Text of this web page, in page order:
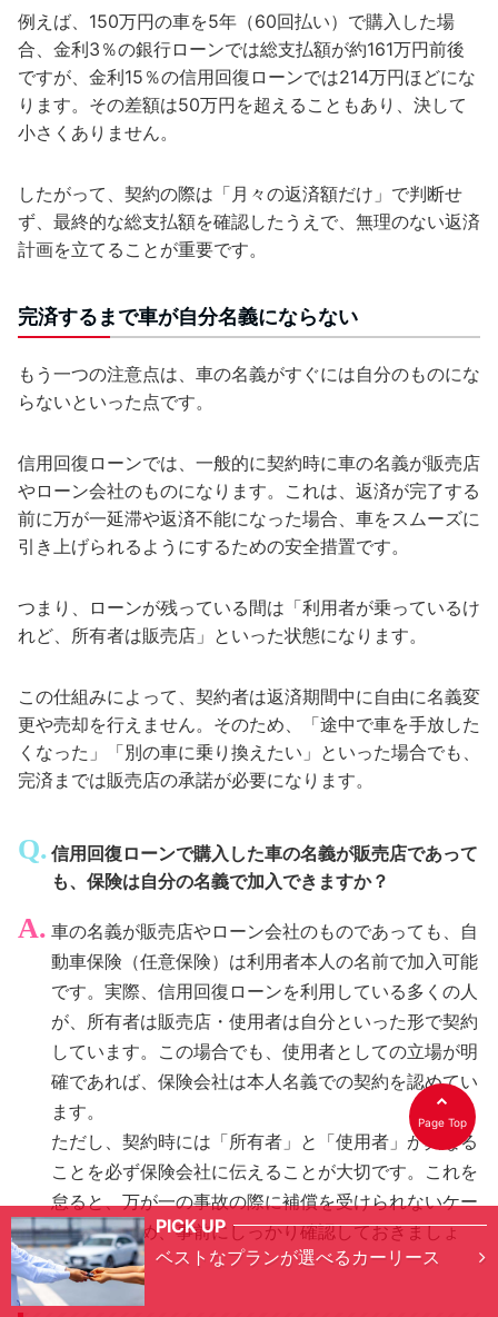
例えば、150万円の車を5年（60回払い）で購入した場
合、金利3％の銀行ローンでは総支払額が約161万円前後
ですが、金利15％の信用回復ローンでは214万円ほどにな
ります。その差額は50万円を超えることもあり、決して
小さくありません。
したがって、契約の際は「月々の返済額だけ」で判断せ
ず、最終的な総支払額を確認したうえで、無理のない返済
計画を立てることが重要です。
完済するまで車が自分名義にならない
もう一つの注意点は、車の名義がすぐには自分のものにな
らないといった点です。
信用回復ローンでは、一般的に契約時に車の名義が販売店
やローン会社のものになります。これは、返済が完了する
前に万が一延滞や返済不能になった場合、車をスムーズに
引き上げられるようにするための安全措置です。
つまり、ローンが残っている間は「利用者が乗っているけ
れど、所有者は販売店」といった状態になります。
この仕組みによって、契約者は返済期間中に自由に名義変
更や売却を行えません。そのため、「途中で車を手放した
くなった」「別の車に乗り換えたい」といった場合でも、
完済までは販売店の承諾が必要になります。
信用回復ローンで購入した車の名義が販売店であって
も、保険は自分の名義で加入できますか？
車の名義が販売店やローン会社のものであっても、自
動車保険（任意保険）は利用者本人の名前で加入可能
です。実際、信用回復ローンを利用している多くの人
が、所有者は販売店・使用者は自分といった形で契約
しています。この場合でも、使用者としての立場が明
確であれば、保険会社は本人名義での契約を認めてい
ます。
ただし、契約時には「所有者」と「使用者」が異なる
ことを必ず保険会社に伝えることが大切です。これを
怠ると、万が一の事故の際に補償を受けられないケー
スもあるため、事前にしっかり確認しておきましょ
う。
PICK UP
ベストなプランが選べるカーリース
Page Top